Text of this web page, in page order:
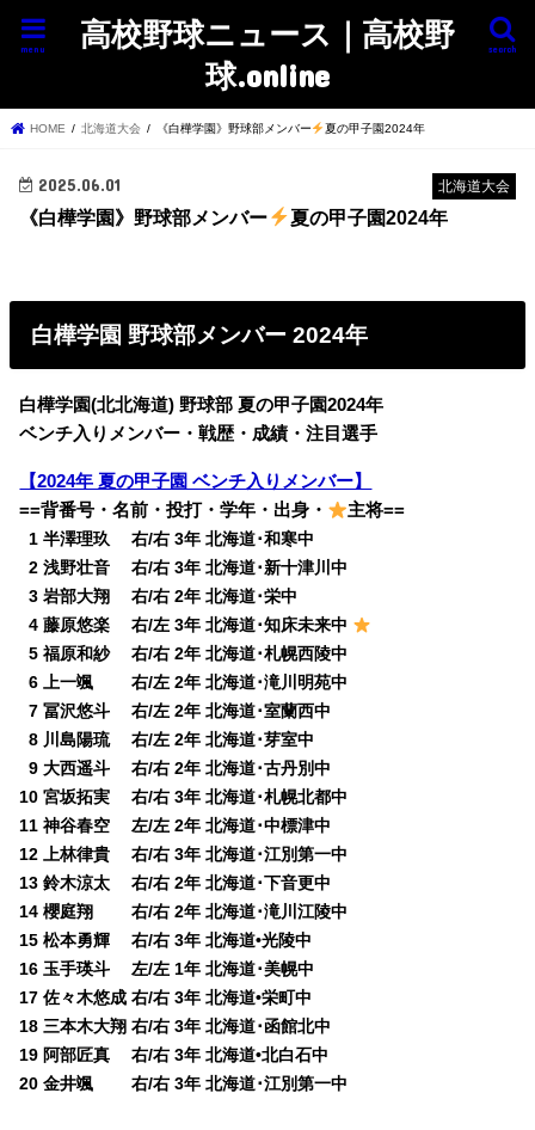
高校野球ニュース｜高校野
球.online
search
menu
HOME 北海道大会 《白樺学園》野球部メンバー 夏の甲子園2024年
北海道大会
2025.06.01
《白樺学園》野球部メンバー 夏の甲子園2024年
白樺学園 野球部メンバー 2024年
白樺学園(北北海道) 野球部 夏の甲子園2024年
ベンチ入りメンバー・戦歴・成績・注目選手
【2024年 夏の甲子園 ベンチ入りメンバー】
==背番号・名前・投打・学年・出身・
主将==
1 半澤理玖 右/右 3年 北海道･和寒中
02 浅野壮音 右/右 3年 北海道･新十津川中
03 岩部大翔 右/右 2年 北海道･栄中
04 藤原悠楽 右/左 3年 北海道･知床未来中
05 福原和紗 右/右 2年 北海道･札幌西陵中
06 上一颯 右/左 2年 北海道･滝川明苑中
07 冨沢悠斗 右/左 2年 北海道･室蘭西中
08 川島陽琉 右/左 2年 北海道･芽室中
09 大西遥斗 右/右 2年 北海道･古丹別中
10 宮坂拓実 右/右 3年 北海道･札幌北都中
11 神谷春空 左/左 2年 北海道･中標津中
12 上林律貴 右/右 3年 北海道･江別第一中
13 鈴木涼太 右/右 2年 北海道･下音更中
14 櫻庭翔 右/右 2年 北海道･滝川江陵中
15 松本勇輝 右/右 3年 北海道•光陵中
16 玉手瑛斗 左/左 1年 北海道･美幌中
17 佐々木悠成 右/右 3年 北海道•栄町中
18 三本木大翔 右/右 3年 北海道･函館北中
19 阿部匠真 右/右 3年 北海道•北白石中
20 金井颯 右/右 3年 北海道･江別第一中